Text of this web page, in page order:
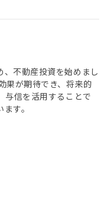
不動産投資を始めまし
果が期待でき、将来的
与信を活用することで
す。